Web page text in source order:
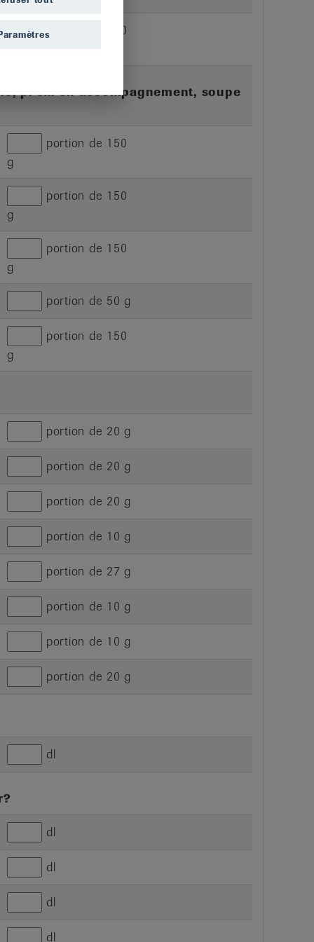
portion de 150
p. ex. en accompagnement, soupe
portion de 150
g
portion de 150
g
portion de 150
g
portion de 50 g
portion de 150
g
portion de 20 g
portion de 20 g
portion de 20 g
portion de 10 g
portion de 27 g
portion de 10 g
portion de 10 g
portion de 20 g
dl
dl
dl
dl
dl